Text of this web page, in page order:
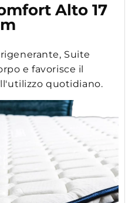
Alto 17
Suite
e favorisce il
quotidiano.